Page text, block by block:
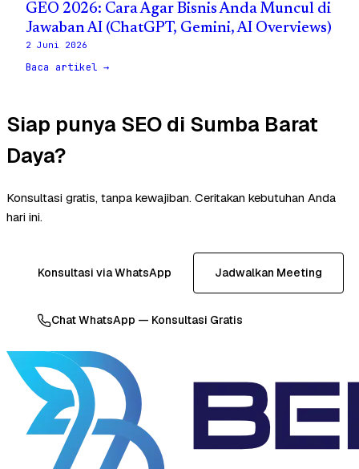
GEO 2026: Cara Agar Bisnis Anda Muncul di
Jawaban AI (ChatGPT, Gemini, AI Overviews)
2 Juni 2026
Baca artikel →
Siap punya SEO di Sumba Barat
Daya?
Konsultasi gratis, tanpa kewajiban. Ceritakan kebutuhan Anda
hari ini.
Konsultasi via WhatsApp Jadwalkan Meeting
Chat WhatsApp — Konsultasi Gratis